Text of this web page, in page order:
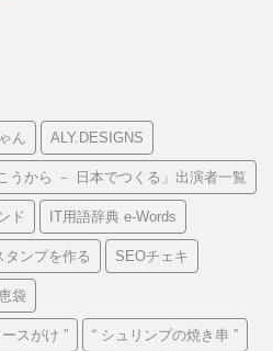
ん ALY.DESIGNS
うから － 日本でつくる」出演者一覧
ド IT用語辞典 e-Words
タンプを作る SEOチェキ
袋
スがけ ” “ シュリンプの焼き串 ”